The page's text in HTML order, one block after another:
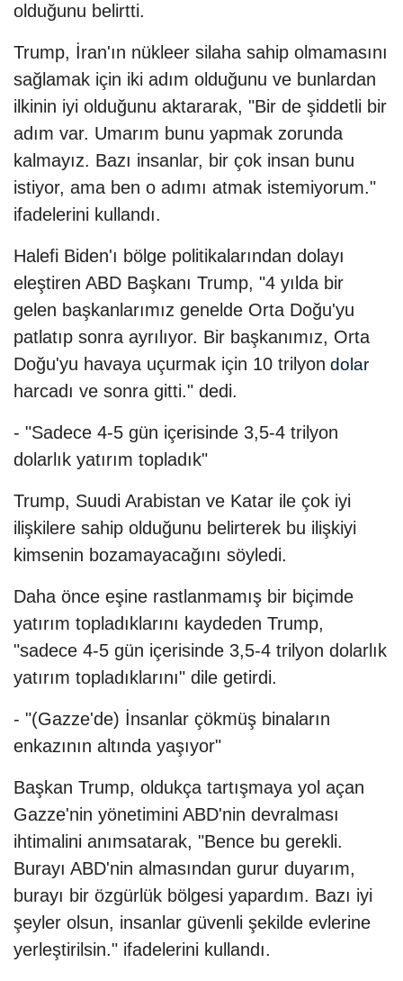
olduğunu belirtti.
Trump, İran'ın nükleer silaha sahip olmamasını
sağlamak için iki adım olduğunu ve bunlardan
ilkinin iyi olduğunu aktararak, "Bir de şiddetli bir
adım var. Umarım bunu yapmak zorunda
kalmayız. Bazı insanlar, bir çok insan bunu
istiyor, ama ben o adımı atmak istemiyorum."
ifadelerini kullandı.
Halefi Biden'ı bölge politikalarından dolayı
eleştiren ABD Başkanı Trump, "4 yılda bir
gelen başkanlarımız genelde Orta Doğu'yu
patlatıp sonra ayrılıyor. Bir başkanımız, Orta
Doğu'yu havaya uçurmak için 10 trilyon dolar
harcadı ve sonra gitti." dedi.
- "Sadece 4-5 gün içerisinde 3,5-4 trilyon
dolarlık yatırım topladık"
Trump, Suudi Arabistan ve Katar ile çok iyi
ilişkilere sahip olduğunu belirterek bu ilişkiyi
kimsenin bozamayacağını söyledi.
Daha önce eşine rastlanmamış bir biçimde
yatırım topladıklarını kaydeden Trump,
"sadece 4-5 gün içerisinde 3,5-4 trilyon dolarlık
yatırım topladıklarını" dile getirdi.
- "(Gazze'de) İnsanlar çökmüş binaların
enkazının altında yaşıyor"
Başkan Trump, oldukça tartışmaya yol açan
Gazze'nin yönetimini ABD'nin devralması
ihtimalini anımsatarak, "Bence bu gerekli.
Burayı ABD'nin almasından gurur duyarım,
burayı bir özgürlük bölgesi yapardım. Bazı iyi
şeyler olsun, insanlar güvenli şekilde evlerine
yerleştirilsin." ifadelerini kullandı.